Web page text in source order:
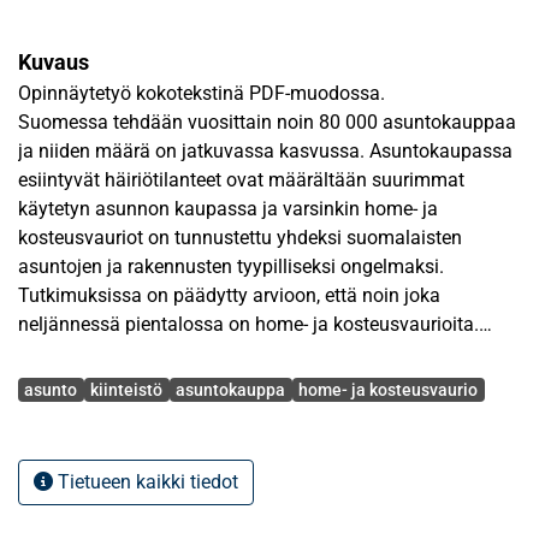
Kuvaus
Opinnäytetyö kokotekstinä PDF-muodossa.
Suomessa tehdään vuosittain noin 80 000 asuntokauppaa
ja niiden määrä on jatkuvassa kasvussa. Asuntokaupassa
esiintyvät häiriötilanteet ovat määrältään suurimmat
käytetyn asunnon kaupassa ja varsinkin home- ja
kosteusvauriot on tunnustettu yhdeksi suomalaisten
asuntojen ja rakennusten tyypilliseksi ongelmaksi.
Tutkimuksissa on päädytty arvioon, että noin joka
neljännessä pientalossa on home- ja kosteusvaurioita.
Tutkimuksen tavoitteena on selvittää myyjän ja
asunnon kaupassa kosteus- ja homevaurion ilmetessä.
Tarkastelun kohteena on sopimussuhde ja vastuun
Avainsanat
asunto kiinteistö asuntokauppa home- ja kosteusvaurio
Tietueen kaikki tiedot